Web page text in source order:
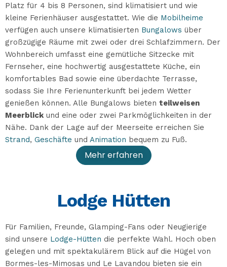
Platz für 4 bis 8 Personen, sind klimatisiert und wie
kleine Ferienhäuser ausgestattet. Wie die Mobilheime
verfügen auch unsere klimatisierten Bungalows über
großzügige Räume mit zwei oder drei Schlafzimmern. Der
Wohnbereich umfasst eine gemütliche Sitzecke mit
Fernseher, eine hochwertig ausgestattete Küche, ein
komfortables Bad sowie eine überdachte Terrasse,
sodass Sie Ihre Ferienunterkunft bei jedem Wetter
genießen können. Alle Bungalows bieten teilweisen
Meerblick und eine oder zwei Parkmöglichkeiten in der
Nähe. Dank der Lage auf der Meerseite erreichen Sie
Strand, Geschäfte und Animation bequem zu Fuß.
Mehr erfahren
Lodge Hütten
Für Familien, Freunde, Glamping-Fans oder Neugierige
sind unsere Lodge-Hütten die perfekte Wahl. Hoch oben
gelegen und mit spektakulärem Blick auf die Hügel von
Bormes-les-Mimosas und Le Lavandou bieten sie ein